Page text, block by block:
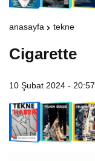
anasayfa tekne
Cigarette
10 Şubat 2024 - 20:57